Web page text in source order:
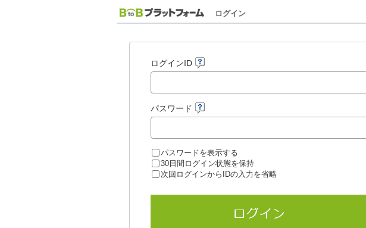
ログイン
ログインID
パスワード
パスワードを表示する
30日間ログイン状態を保持
次回ログインからIDの入力を省略